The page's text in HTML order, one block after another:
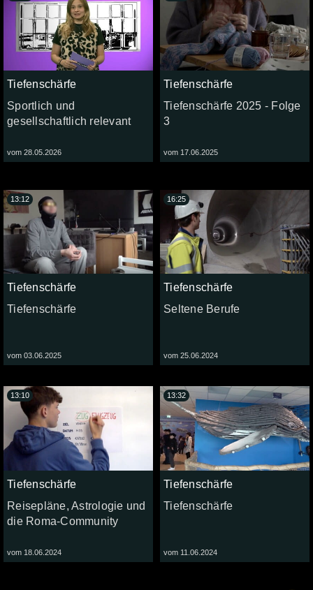
Tiefenschärfe
Sportlich und
gesellschaftlich relevant
vom 28.05.2026
Tiefenschärfe
Tiefenschärfe 2025 - Folge
3
vom 17.06.2025
Tiefenschärfe
Tiefenschärfe
vom 03.06.2025
13:12
Tiefenschärfe
Seltene Berufe
vom 25.06.2024
16:25
Tiefenschärfe
Reisepläne, Astrologie und
die Roma-Community
vom 18.06.2024
13:10
Tiefenschärfe
Tiefenschärfe
vom 11.06.2024
13:32